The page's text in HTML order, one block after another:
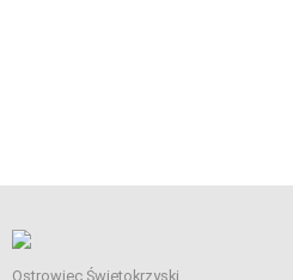
Ostrowiec Świętokrzyski